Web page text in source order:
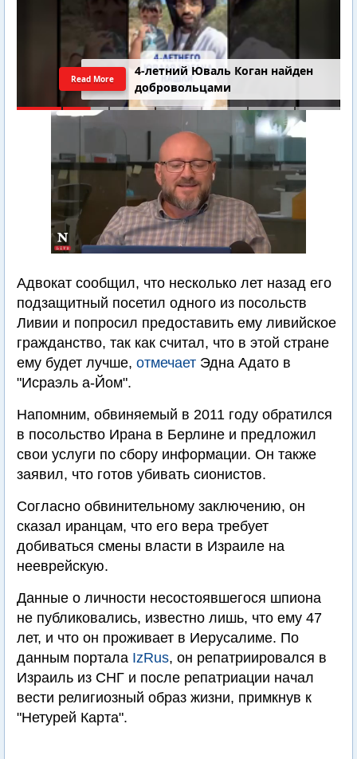
4-летний Юваль Коган найден
добровольцами
Read More
Адвокат сообщил, что несколько лет назад его
подзащитный посетил одного из посольств
Ливии и попросил предоставить ему ливийское
гражданство, так как считал, что в этой стране
ему будет лучше, отмечает Эдна Адато в
"Исраэль а-Йом".
Напомним, обвиняемый в 2011 году обратился
в посольство Ирана в Берлине и предложил
свои услуги по сбору информации. Он также
заявил, что готов убивать сионистов.
Согласно обвинительному заключению, он
сказал иранцам, что его вера требует
добиваться смены власти в Израиле на
нееврейскую.
Данные о личности несостоявшегося шпиона
не публиковались, известно лишь, что ему 47
лет, и что он проживает в Иерусалиме. По
данным портала IzRus, он репатриировался в
Израиль из СНГ и после репатриации начал
вести религиозный образ жизни, примкнув к
"Нетурей Карта".